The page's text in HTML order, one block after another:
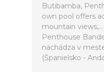
Butibamba,
own pool offers
mountain
Penthouse
nachádza v
(Španielsko -